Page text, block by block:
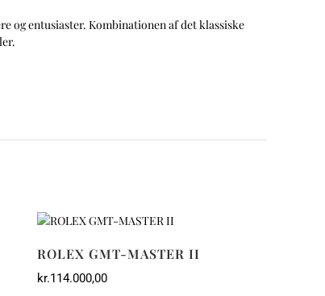
og entusiaster. Kombinationen af det klassiske
ROLEX GMT-MASTER II
kr.114.000,00